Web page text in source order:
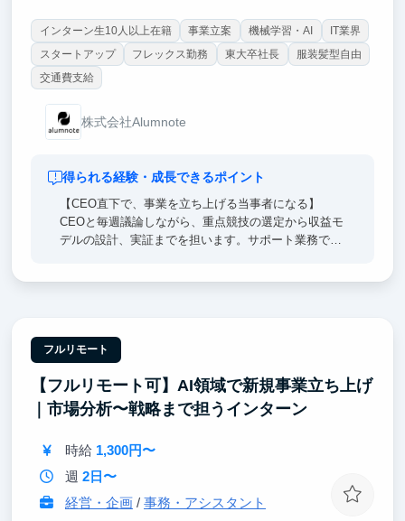
インターン生10人以上在籍 事業立案 機械学習・AI
IT業界
スタートアップ
フレックス勤務 東大卒社長
服装髪型自由
交通費支給
株式会社Alumnote
得られる経験・成長できるポイント
【CEO直下で、事業を立ち上げる当事者になる】
CEOと毎週議論しながら、重点競技の選定から収益モ
デルの設計、実証までを担います。サポート業務では
営業と事業設計を同時に経験できる環境です。
【自分の設計が、約1,500団体の活動基盤になる】
つくった仕組みは、毎年の資金集めに追われてきた学
生団体の構造そのものを変えます。事業のスケールと
フルリモート
【フルリモート可】AI領域で新規事業立ち上げ
｜市場分析〜戦略まで担うインターン
時給 1,300円〜
週 2日〜
経営・企画/ 事務・アシスタント